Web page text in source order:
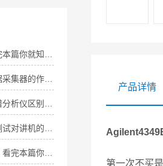
产品详情
第一次不买
看完本篇你就知道数据采集器的作用有哪些了
什么是音频分析仪器？看完本篇你就知道了